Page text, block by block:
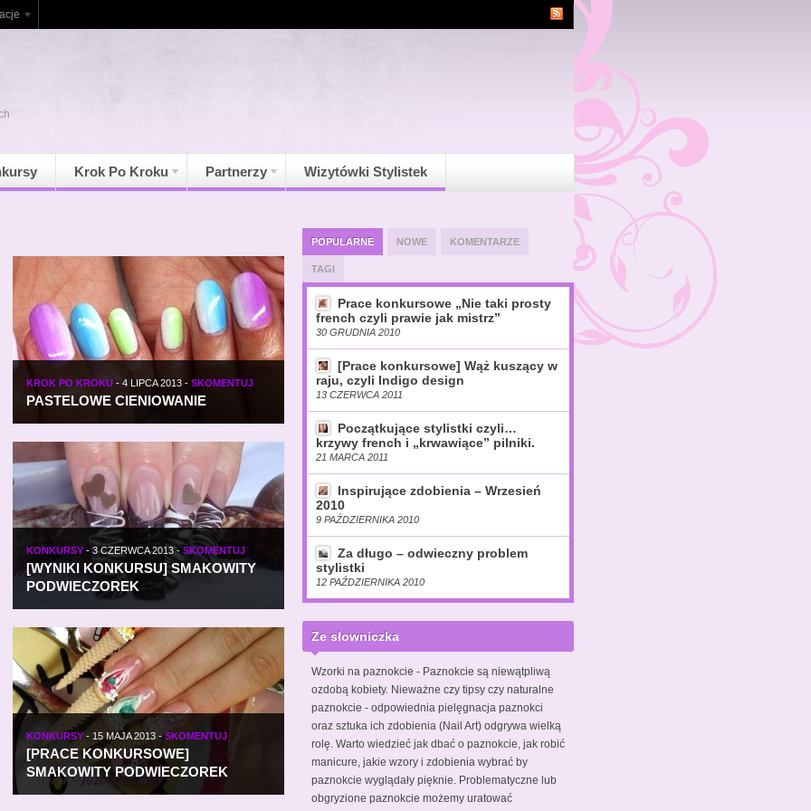
Krok Po Kroku Partnerzy Wizytówki Stylistek
KROK PO KROKU - 4 LIPCA 2013 - SKOMENTUJ
PASTELOWE CIENIOWANIE
KONKURSY - 3 CZERWCA 2013- SKOMENTUJ
[WYNIKI KONKURSU] SMAKOWITY
PODWIECZOREK
KONKURSY - 15 MAJA 2013 -SKOMENTUJ
[PRACE KONKURSOWE]
SMAKOWITY PODWIECZOREK
POPULARNE NOWE KOMENTARZE
TAGI
Prace konkursowe „Nie taki prosty
french czyli prawie jak mistrz”
30 GRUDNIA 2010
[Prace konkursowe] Wąż kuszący w
raju, czyli Indigo design
13 CZERWCA 2011
Początkujące stylistki czyli…
krzywy french i „krwawiące” pilniki.
21 MARCA 2011
Inspirujące zdobienia – Wrzesień
2010
9 PAŹDZIERNIKA 2010
Za długo – odwieczny problem
stylistki
12 PAŹDZIERNIKA 2010
Ze słowniczka
Wzorki na paznokcie - Paznokcie są niewątpliwą
ozdobą kobiety. Nieważne czy tipsy czy naturalne
paznokcie - odpowiednia pielęgnacja paznokci
oraz sztuka ich zdobienia (Nail Art) odgrywa wielką
rolę. Warto wiedzieć jak dbać o paznokcie, jak robić
manicure, jakie wzory i zdobienia wybrać by
paznokcie wyglądały pięknie. Problematyczne lub
obgryzione paznokcie możemy uratować